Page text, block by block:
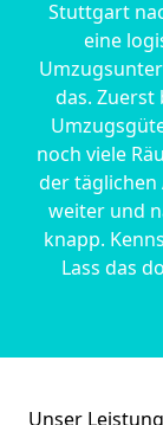
Stuttgart
eine
das. Zuerst
noch viele
der
weiter und
knapp.
Lass das
Unser